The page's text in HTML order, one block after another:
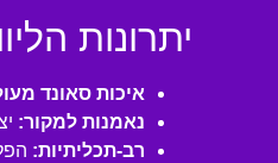
יתרונות
איכות סאונד
נאמנות למקור:
רב-תכליתיות: